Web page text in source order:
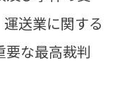
送業に関する
要な最高裁判